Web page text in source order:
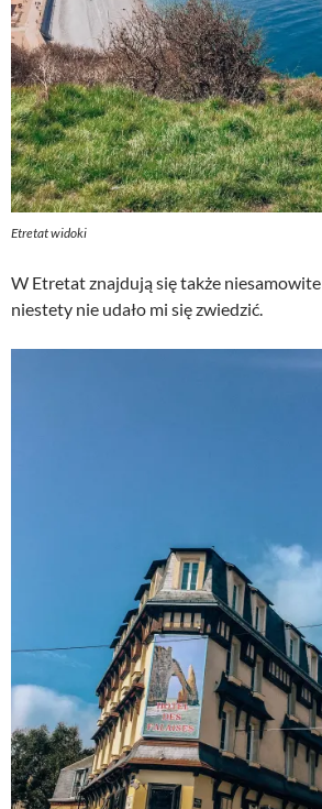
Etretat widoki
W Etretat znajdują się także niesamowite
niestety nie udało mi się zwiedzić.